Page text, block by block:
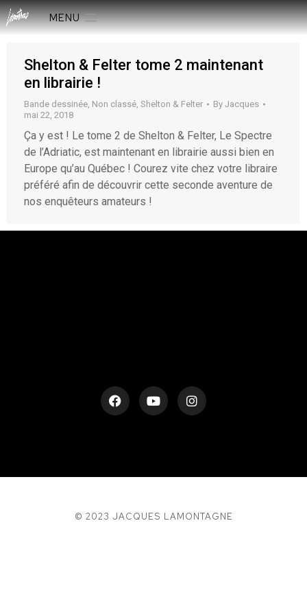
MENU
Shelton & Felter tome 2 maintenant
en librairie !
Bande dessinée, Non classé, Shelton & Felter By Jacques
mai 22, 2018
Ça y est ! Le tome 2 de Shelton & Felter, Le Spectre
de l’Adriatic, est maintenant en librairie aussi bien en
Europe qu’au Québec ! Courez vite chez votre libraire
préféré afin de découvrir cette seconde aventure de
nos enquêteurs amateurs !
© 2023 JACQUES LAMONTAGNE